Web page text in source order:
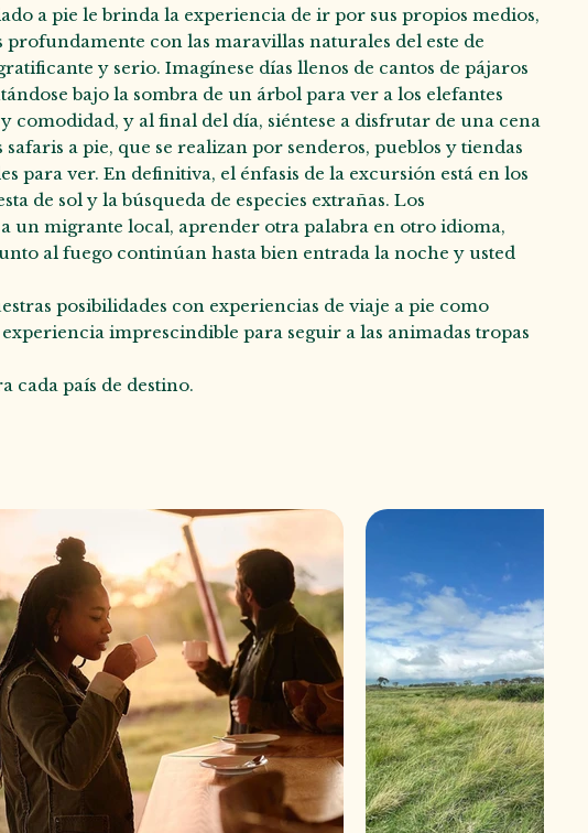
a pie le brinda la experiencia de ir por sus propios medios,
con las maravillas naturales del este de
y serio. Imagínese días llenos de cantos de pájaros
bajo la sombra de un árbol para ver a los elefantes
comodidad, y al final del día, siéntese a disfrutar de una cena
a pie, que se realizan por senderos, pueblos y tiendas
para ver. En definitiva, el énfasis de la excursión está en los
de sol y la búsqueda de especies extrañas. Los
un migrante local, aprender otra palabra en otro idioma,
al fuego continúan hasta bien entrada la noche y usted
posibilidades con experiencias de viaje a pie como
imprescindible para seguir a las animadas tropas
cada país de destino.